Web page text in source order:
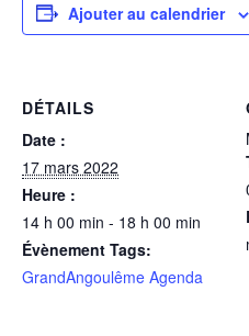
Ajouter au calendrier
DÉTAILS
Date :
17 mars 2022
Heure :
14 h 00 min - 18 h 00 min
Évènement Tags:
GrandAngoulême Agenda